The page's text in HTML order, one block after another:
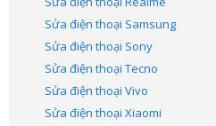
Sửa điện thoại Samsung
Sửa điện thoại Sony
Sửa điện thoại Tecno
Sửa điện thoại Vivo
Sửa điện thoại Xiaomi